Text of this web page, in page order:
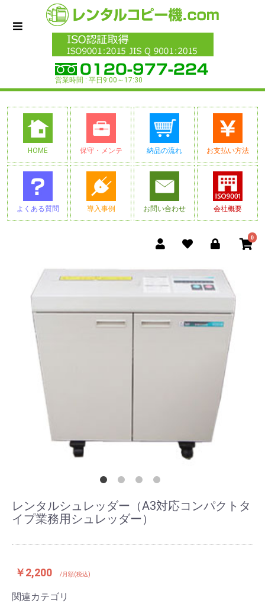
営業時間 : 平日9:00～17:30
HOME 保守・メンテ 納品の流れ お支払い方法
よくある質問 導入事例 お問い合わせ 会社概要
0
レンタルシュレッダー（A3対応コンパクトタ
イプ業務用シュレッダー）
￥2,200 /月額(税込)
関連カテゴリ